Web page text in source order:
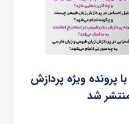
با پرونده ویژه پردازش
شد